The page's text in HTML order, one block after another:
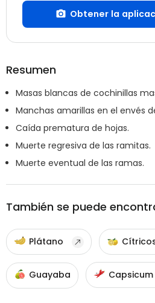
Obtener la
Resumen
Masas blancas de cochinillas
Manchas amarillas en el envés
Caída prematura de hojas.
Muerte regresiva de las ramitas.
Muerte eventual de las ramas.
También se puede
Plátano
Guayaba Capsicum